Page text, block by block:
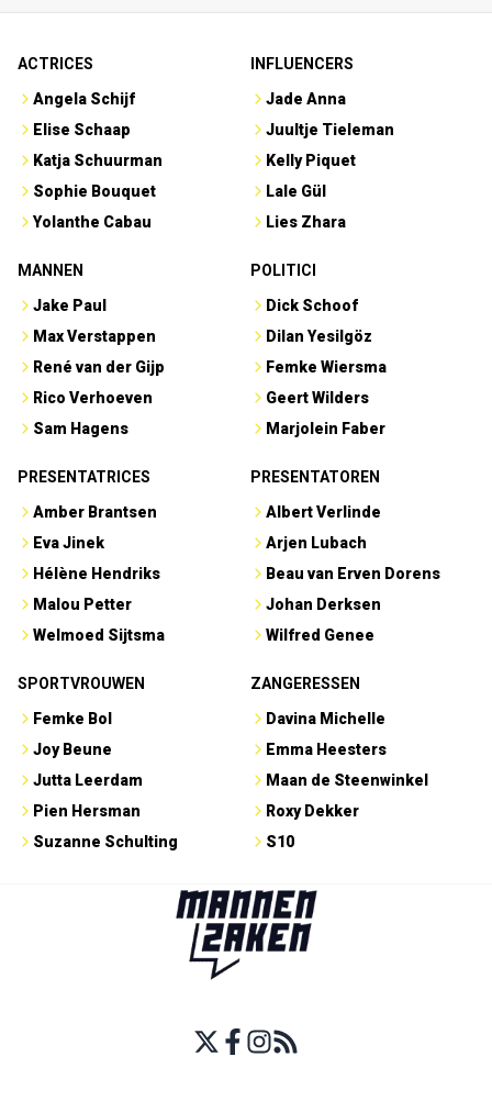
ACTRICES
Angela Schijf
Elise Schaap
Katja Schuurman
Sophie Bouquet
Yolanthe Cabau
INFLUENCERS
Jade Anna
Juultje Tieleman
Kelly Piquet
Lale Gül
Lies Zhara
MANNEN
Jake Paul
Max Verstappen
René van der Gijp
Rico Verhoeven
Sam Hagens
POLITICI
Dick Schoof
Dilan Yesilgöz
Femke Wiersma
Geert Wilders
Marjolein Faber
PRESENTATRICES
Amber Brantsen
Eva Jinek
Hélène Hendriks
Malou Petter
Welmoed Sijtsma
PRESENTATOREN
Albert Verlinde
Arjen Lubach
Beau van Erven Dorens
Johan Derksen
Wilfred Genee
SPORTVROUWEN
Femke Bol
Joy Beune
Jutta Leerdam
Pien Hersman
Suzanne Schulting
ZANGERESSEN
Davina Michelle
Emma Heesters
Maan de Steenwinkel
Roxy Dekker
S10